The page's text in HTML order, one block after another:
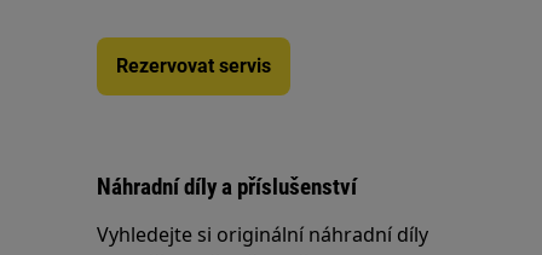
Rezervovat servis
Náhradní díly a příslušenství
Vyhledejte si originální náhradní díly